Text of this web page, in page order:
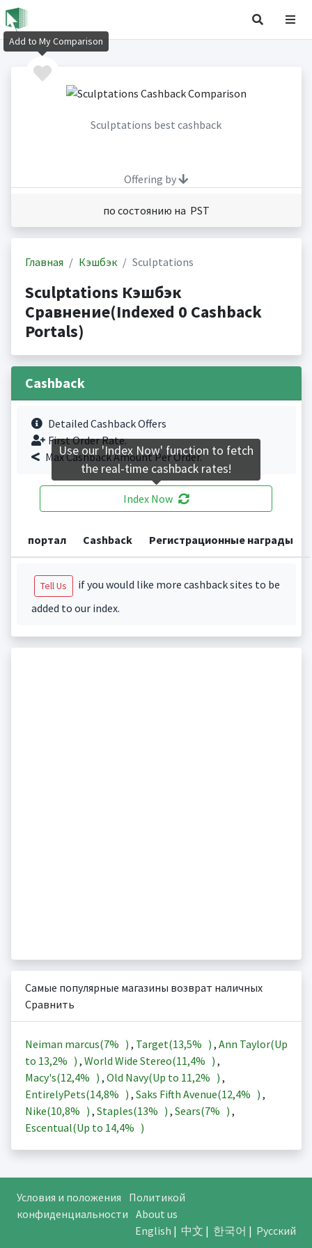
Sculptations best cashback
Offering by
по состоянию на PST
Главная Кэшбэк Sculptations
Sculptations Кэшбэк
Сравнение(Indexed 0 Cashback
Portals)
Cashback
Detailed Cashback Offers
First Order Rate.
Max Cashback Amount Per Order.
Index Now
портал Cashback Регистрационные награды
Tell Us
if you would like more cashback sites to be
added to our index.
Самые популярные магазины возврат наличных
Сравнить
Neiman marcus(7% ) , Target(13,5% ) , Ann Taylor(Up
to 13,2% ) , World Wide Stereo(11,4% ) ,
Macy's(12,4% ) , Old Navy(Up to 11,2% ) ,
EntirelyPets(14,8% ) , Saks Fifth Avenue(12,4% ) ,
Nike(10,8% ) , Staples(13% ) , Sears(7% ) ,
Escentual(Up to 14,4% )
Условия и положения
Политикой
конфиденциальности About us
English | 中文 | 한국어 | Русский
Add to My Comparison
Use our 'Index Now' function to fetch
the real-time cashback rates!